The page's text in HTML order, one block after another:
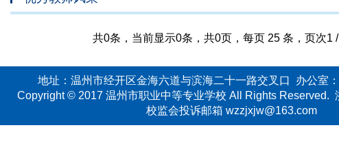
共0条，当前显示0条，共0页，每页 25 条，页次1
地址：温州市经开区金海六道与滨海二十一路交叉口 办公室
Copyright © 2017 温州市职业中等专业学校 All Rights Reserved.
校监会投诉邮箱 wzzjxjw@163.com